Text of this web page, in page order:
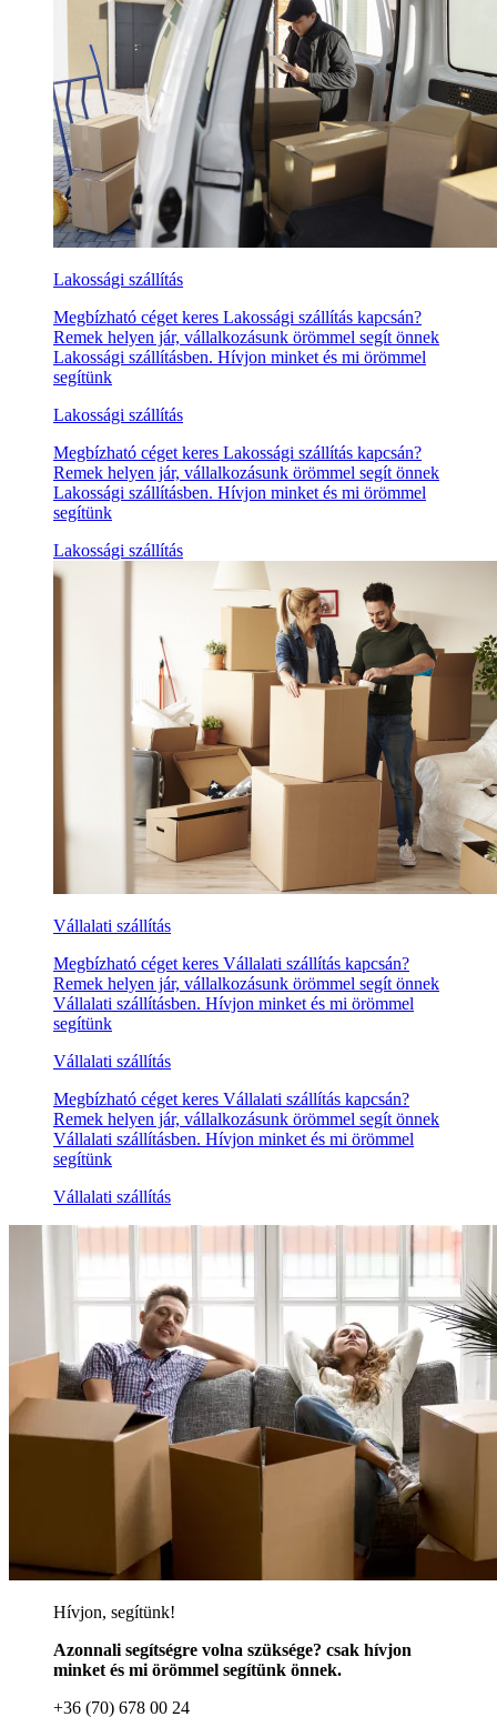
Lakossági szállítás
Megbízható céget keres Lakossági szállítás kapcsán?
Remek helyen jár, vállalkozásunk örömmel segít önnek
Lakossági szállításben. Hívjon minket és mi örömmel
segítünk
Lakossági szállítás
Megbízható céget keres Lakossági szállítás kapcsán?
Remek helyen jár, vállalkozásunk örömmel segít önnek
Lakossági szállításben. Hívjon minket és mi örömmel
segítünk
Lakossági szállítás
Vállalati szállítás
Megbízható céget keres Vállalati szállítás kapcsán?
Remek helyen jár, vállalkozásunk örömmel segít önnek
Vállalati szállításben. Hívjon minket és mi örömmel
segítünk
Vállalati szállítás
Megbízható céget keres Vállalati szállítás kapcsán?
Remek helyen jár, vállalkozásunk örömmel segít önnek
Vállalati szállításben. Hívjon minket és mi örömmel
segítünk
Vállalati szállítás
Hívjon, segítünk!
Azonnali segítségre volna szüksége? csak hívjon
minket és mi örömmel segítünk önnek.
+36 (70) 678 00 24